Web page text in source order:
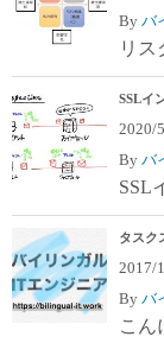
By バ
リス
SSLイ
2020/
By バ
SSL
タスク
2017/
By バ
こん